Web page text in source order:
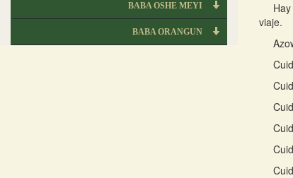
BABA OSHE MEYI
BABA ORANGUN
viaje.